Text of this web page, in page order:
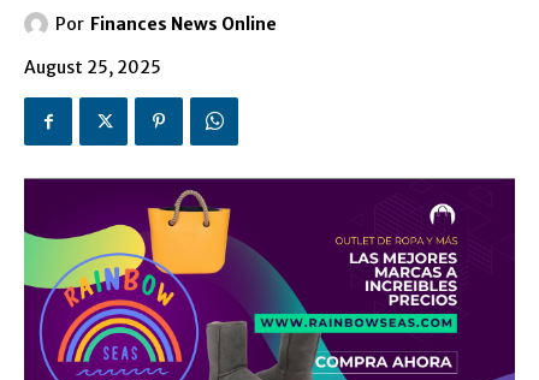
Por Finances News Online
August 25, 2025